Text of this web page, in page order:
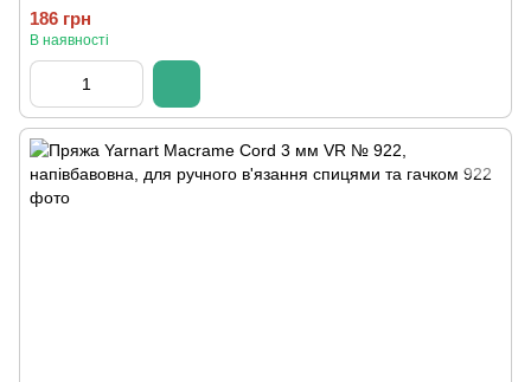
186 грн
В наявності